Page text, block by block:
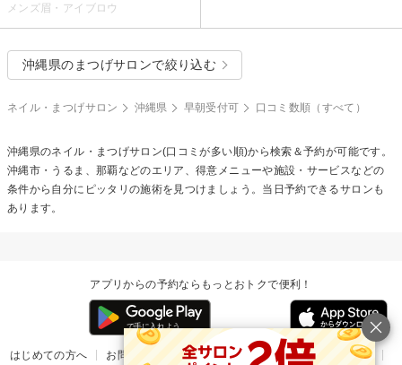
メンズ眉・アイブロウ
沖縄県のまつげサロンで絞り込む
ネイル・まつげサロン 沖縄県 早朝受付可 口コミ数順（すべて）
沖縄県のネイル・まつげサロン(口コミが多い順)から検索＆予約が可能です。
沖縄市・うるま、那覇などのエリア、得意メニューや施設・サービスなどの
条件から自分にピッタリの施術を見つけましょう。当日予約できるサロンも
あります。
アプリからの予約ならもっとおトクで便利！
はじめての方へ お問い合わせ ヘルプ リリース情報 利用規約